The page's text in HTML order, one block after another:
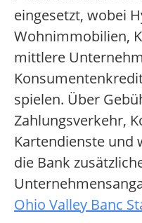
eingesetzt, wobei
Wohnimmobilien,
mittlere
spielen. Über
Zahlungsverkehr,
Kartendienste und
die Bank
Ohio Valley Banc